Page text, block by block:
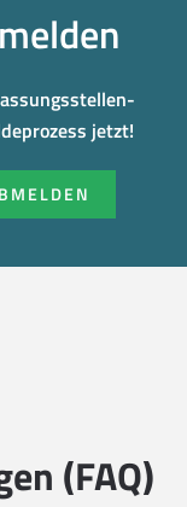
jetzt!
(FAQ)